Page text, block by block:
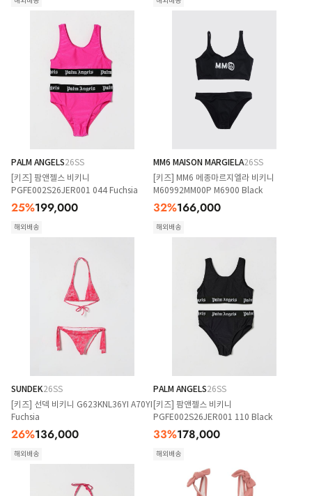
PALM ANGELS26SS
[키즈] 팜앤젤스 비키니
PGFE002S26JER001 044 Fuchsia
25%199,000
해외배송
MM6 MAISON MARGIELA26SS
[키즈] MM6 메종마르지엘라 비키니
M60992MM00P M6900 Black
32%166,000
해외배송
SUNDEK26SS
[키즈] 선덱 비키니 G623KNL36YI A70YI
Fuchsia
26%136,000
해외배송
PALM ANGELS26SS
[키즈] 팜앤젤스 비키니
PGFE002S26JER001 110 Black
33%178,000
해외배송